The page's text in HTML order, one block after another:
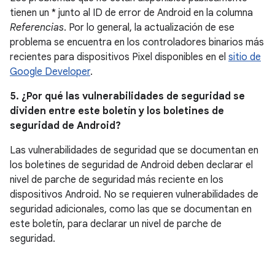
tienen un * junto al ID de error de Android en la columna
Referencias. Por lo general, la actualización de ese
problema se encuentra en los controladores binarios más
recientes para dispositivos Pixel disponibles en el sitio de
Google Developer.
5. ¿Por qué las vulnerabilidades de seguridad se
dividen entre este boletín y los boletines de
seguridad de Android?
Las vulnerabilidades de seguridad que se documentan en
los boletines de seguridad de Android deben declarar el
nivel de parche de seguridad más reciente en los
dispositivos Android. No se requieren vulnerabilidades de
seguridad adicionales, como las que se documentan en
este boletín, para declarar un nivel de parche de
seguridad.